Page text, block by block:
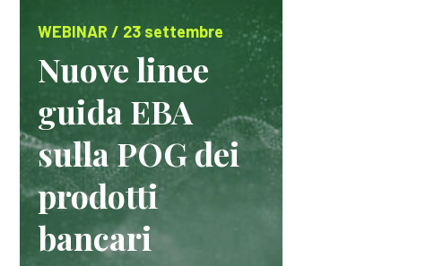
WEBINAR / 23 settembre
Nuove linee
guida EBA
sulla POG dei
prodotti
bancari